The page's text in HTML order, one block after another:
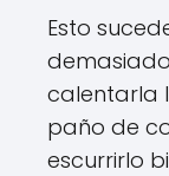
Esto
calentarla
paño de
escurrirlo